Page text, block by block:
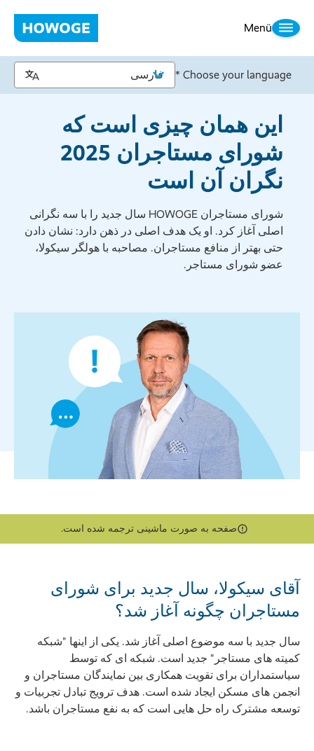
Menü
Choose your language *
این همان چیزی است که
شورای مستاجران 2025
نگران آن است
شورای مستاجران HOWOGE سال جدید را با سه نگرانی
اصلی آغاز کرد. او یک هدف اصلی در ذهن دارد: نشان دادن
حتی بهتر از منافع مستاجران. مصاحبه با هولگر سیکولا،
عضو شورای مستاجر.
صفحه به صورت ماشینی ترجمه شده است.
آقای سیکولا، سال جدید برای شورای
مستاجران چگونه آغاز شد؟
سال جدید با سه موضوع اصلی آغاز شد. یکی از اینها "شبکه
کمیته های مستاجر" جدید است. شبکه ای که توسط
سیاستمداران برای تقویت همکاری بین نمایندگان مستاجران و
انجمن های مسکن ایجاد شده است. هدف ترویج تبادل تجربیات و
توسعه مشترک راه حل هایی است که به نفع مستاجران باشد.